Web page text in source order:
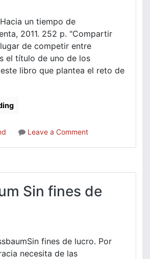
un tiempo de
2011. 252 p. "Compartir
de competir entre
el título de uno de los
libro que plantea el reto de
Leave a Commenton
Sin fines de
fines de lucro. Por
necesita de las